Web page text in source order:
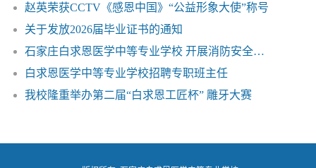
赵英荣获CCTV《感恩中国》“公益形象大使”称号
关于发放2026届毕业证书的通知
石家庄白求恩医学中等专业学校 开展消防安全培训会
白求恩医学中等专业学校招聘专职班主任
我校隆重举办第二届“白求恩工匠杯” 雕牙大赛